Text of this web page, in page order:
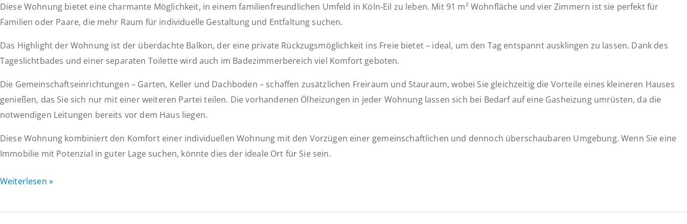
Diese Wohnung bietet eine charmante Möglichkeit, in einem familienfreundlichen Umfeld in Köln-Eil zu leben. Mit 91 m² Wohnfläche und vier Zimmern ist sie perfekt für
Familien oder Paare, die mehr Raum für individuelle Gestaltung und Entfaltung suchen.
Das Highlight der Wohnung ist der überdachte Balkon, der eine private Rückzugsmöglichkeit ins Freie bietet – ideal, um den Tag entspannt ausklingen zu lassen. Dank des
Tageslichtbades und einer separaten Toilette wird auch im Badezimmerbereich viel Komfort geboten.
Die Gemeinschaftseinrichtungen – Garten, Keller und Dachboden – schaffen zusätzlichen Freiraum und Stauraum, wobei Sie gleichzeitig die Vorteile eines kleineren Hauses
genießen, das Sie sich nur mit einer weiteren Partei teilen. Die vorhandenen Ölheizungen in jeder Wohnung lassen sich bei Bedarf auf eine Gasheizung umrüsten, da die
notwendigen Leitungen bereits vor dem Haus liegen.
Diese Wohnung kombiniert den Komfort einer individuellen Wohnung mit den Vorzügen einer gemeinschaftlichen und dennoch überschaubaren Umgebung. Wenn Sie eine
Immobilie mit Potenzial in guter Lage suchen, könnte dies der ideale Ort für Sie sein.
4-
Wohnung
Weiterlesen »